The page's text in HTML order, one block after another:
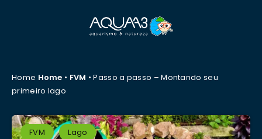
Home Home • FVM •Passo a passo – Montando seu
primeiro lago
FVM Lago